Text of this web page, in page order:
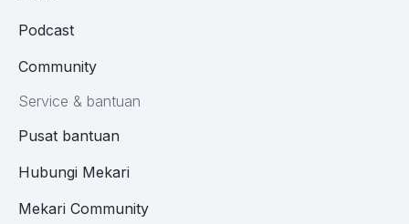
Podcast
Community
Service & bantuan
Pusat bantuan
Hubungi Mekari
Mekari Community